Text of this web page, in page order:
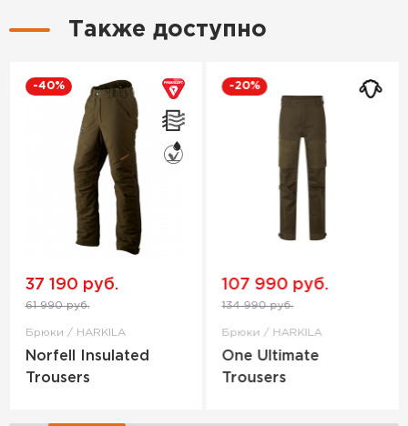
Также доступно
-40%
37 190 руб.
61 990 руб.
Брюки / HARKILA
Norfell Insulated
Trousers
-20%
107 990 руб.
134 990 руб.
Брюки / HARKILA
One Ultimate
Trousers